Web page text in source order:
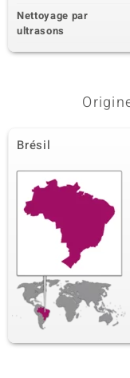
Nettoyage par
ultrasons
Brésil